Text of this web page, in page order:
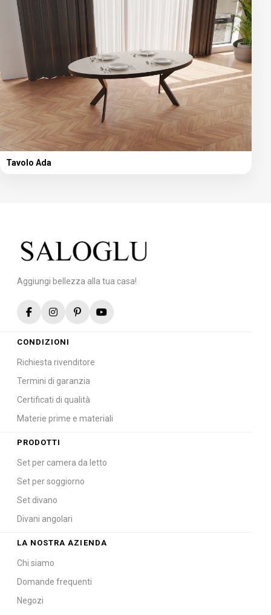
Tavolo Ada
Aggiungi bellezza alla tua casa!
CONDIZIONI
Richiesta rivenditore
Termini di garanzia
Certificati di qualità
Materie prime e materiali
PRODOTTI
Set per camera da letto
Set per soggiorno
Set divano
Divani angolari
LA NOSTRA AZIENDA
Chi siamo
Domande frequenti
Negozi